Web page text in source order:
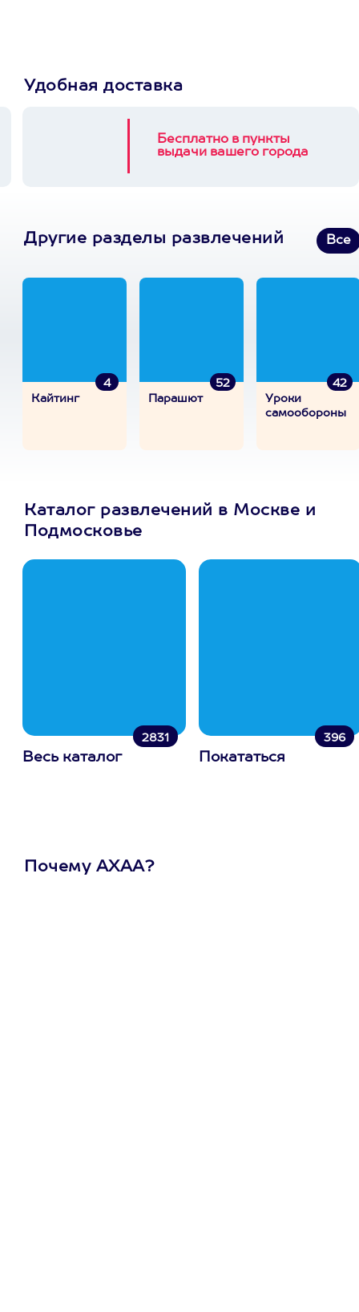
Удобная доставка
Бесплатно в пункты
выдачи вашего города
Другие разделы развлечений Все
4
Кайтинг
52
Парашют
42
Уроки
самообороны
Каталог развлечений в Москве и
Подмосковье
2831
Весь каталог
396
Покататься
Почему АХАА?